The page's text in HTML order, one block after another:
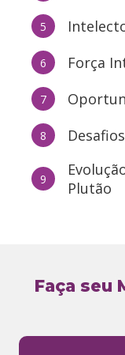
5
6 Força
7
8
9
Plutão
Faça seu